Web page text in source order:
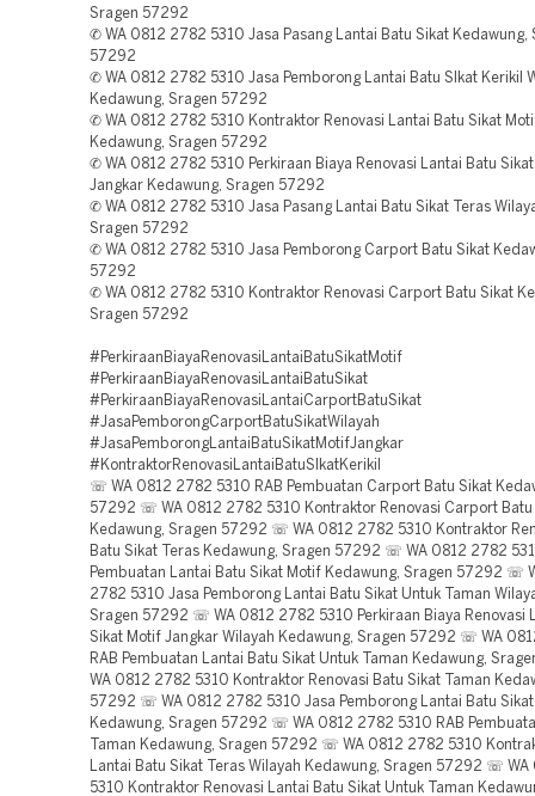
Sragen 57292
✆ WA 0812 2782 5310 Jasa Pasang Lantai Batu Sikat Kedawung,
57292
✆ WA 0812 2782 5310 Jasa Pemborong Lantai Batu SIkat Kerikil
Kedawung, Sragen 57292
✆ WA 0812 2782 5310 Kontraktor Renovasi Lantai Batu Sikat
Kedawung, Sragen 57292
✆ WA 0812 2782 5310 Perkiraan Biaya Renovasi Lantai Batu
Jangkar Kedawung, Sragen 57292
✆ WA 0812 2782 5310 Jasa Pasang Lantai Batu Sikat Teras
Sragen 57292
✆ WA 0812 2782 5310 Jasa Pemborong Carport Batu Sikat
57292
✆ WA 0812 2782 5310 Kontraktor Renovasi Carport Batu Sikat
Sragen 57292
#PerkiraanBiayaRenovasiLantaiBatuSikatMotif
#PerkiraanBiayaRenovasiLantaiBatuSikat
#PerkiraanBiayaRenovasiLantaiCarportBatuSikat
#JasaPemborongCarportBatuSikatWilayah
#JasaPemborongLantaiBatuSikatMotifJangkar
#KontraktorRenovasiLantaiBatuSIkatKerikil
☏ WA 0812 2782 5310 RAB Pembuatan Carport Batu Sikat
57292 ☏ WA 0812 2782 5310 Kontraktor Renovasi Carport Batu
Kedawung, Sragen 57292 ☏ WA 0812 2782 5310 Kontraktor
Batu Sikat Teras Kedawung, Sragen 57292 ☏ WA 0812 2782
Pembuatan Lantai Batu Sikat Motif Kedawung, Sragen 57292 ☏
2782 5310 Jasa Pemborong Lantai Batu Sikat Untuk Taman
Sragen 57292 ☏ WA 0812 2782 5310 Perkiraan Biaya Renovasi
Sikat Motif Jangkar Wilayah Kedawung, Sragen 57292 ☏ WA
RAB Pembuatan Lantai Batu Sikat Untuk Taman Kedawung,
WA 0812 2782 5310 Kontraktor Renovasi Batu Sikat Taman
57292 ☏ WA 0812 2782 5310 Jasa Pemborong Lantai Batu Sikat
Kedawung, Sragen 57292 ☏ WA 0812 2782 5310 RAB
Taman Kedawung, Sragen 57292 ☏ WA 0812 2782 5310
Lantai Batu Sikat Teras Wilayah Kedawung, Sragen 57292 ☏
5310 Kontraktor Renovasi Lantai Batu Sikat Untuk Taman